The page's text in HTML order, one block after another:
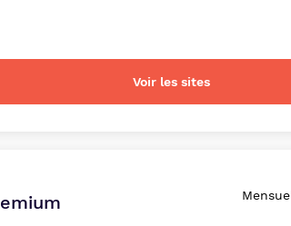
Voir les sites